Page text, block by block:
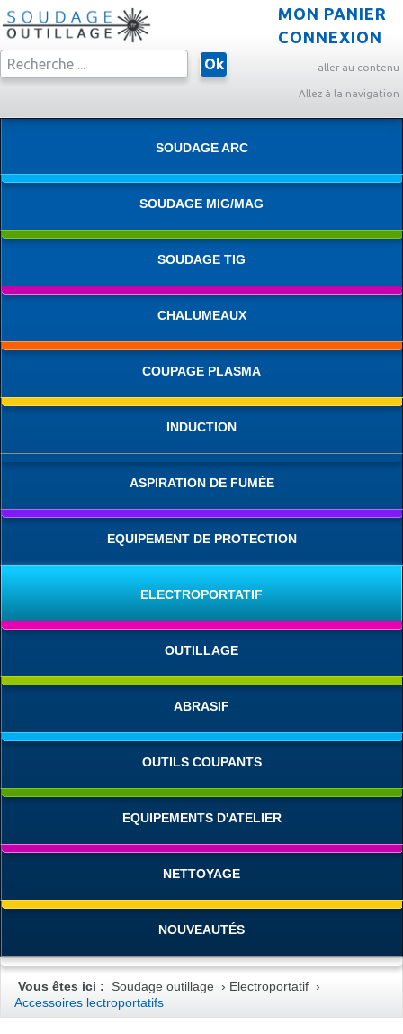
aller au contenu
Allez à la navigation
CONNEXION
MON PANIER
Ok
SOUDAGE ARC
SOUDAGE MIG/MAG
SOUDAGE TIG
CHALUMEAUX
COUPAGE PLASMA
INDUCTION
ASPIRATION DE FUMÉE
EQUIPEMENT DE PROTECTION
ELECTROPORTATIF
OUTILLAGE
ABRASIF
OUTILS COUPANTS
EQUIPEMENTS D'ATELIER
NETTOYAGE
NOUVEAUTÉS
Vous êtes ici : Soudage outillage › Electroportatif ›
Accessoires lectroportatifs